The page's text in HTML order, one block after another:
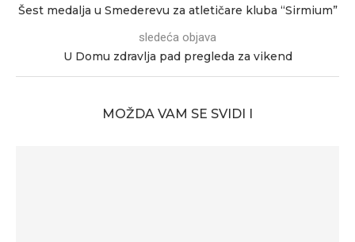
Šest medalja u Smederevu za atletičare kluba “Sirmium”
sledeća objava
U Domu zdravlja pad pregleda za vikend
MOŽDA VAM SE SVIDI I